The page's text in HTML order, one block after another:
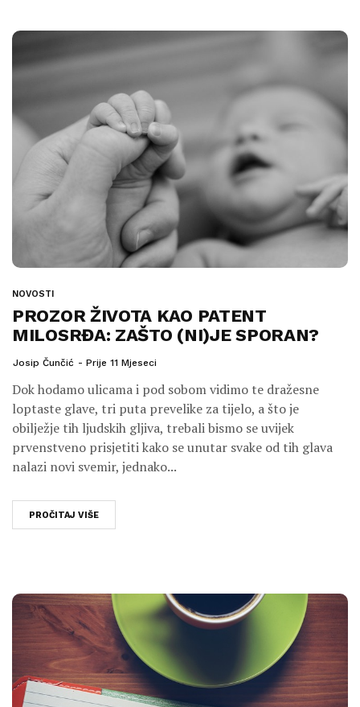
NOVOSTI
PROZOR ŽIVOTA KAO PATENT
MILOSRĐA: ZAŠTO (NI)JE SPORAN?
Josip Čunčić Prije 11 Mjeseci
Dok hodamo ulicama i pod sobom vidimo te dražesne
loptaste glave, tri puta prevelike za tijelo, a što je
obilježje tih ljudskih gljiva, trebali bismo se uvijek
prvenstveno prisjetiti kako se unutar svake od tih glava
nalazi novi svemir, jednako...
PROČITAJ VIŠE